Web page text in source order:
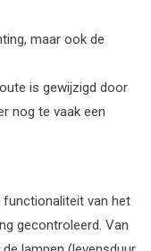
maar ook de
is gewijzigd door
nog te vaak een
functionaliteit van het
gecontroleerd. Van